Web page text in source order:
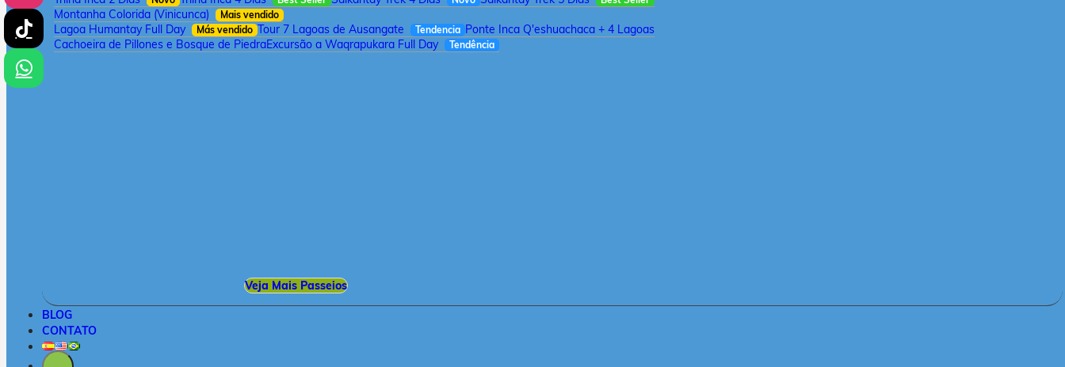
Montanha Colorida (Vinicunca) Mais vendido
Lagoa Humantay Full Day Más vendido Tour 7 Lagoas de Ausangate Tendencia Ponte Inca Q'eshuachaca + 4 Lagoas
Cachoeira de Pillones e Bosque de PiedraExcursão a Waqrapukara Full Day Tendência
Veja Mais Passeios
BLOG
CONTATO